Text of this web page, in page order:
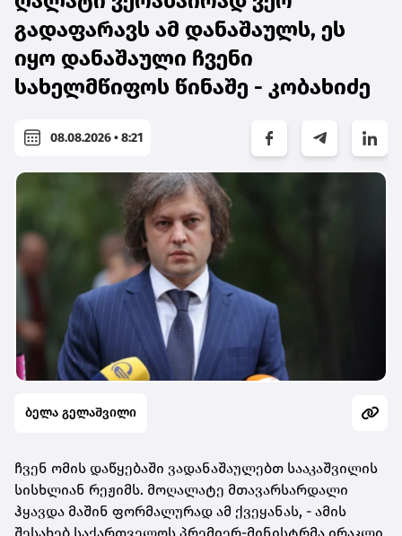
გადაფარავს ამ დანაშაულს, ეს
იყო დანაშაული ჩვენი
სახელმწიფოს წინაშე - კობახიძე
08.08.2026 • 8:21
ბელა გელაშვილი
ჩვენ ომის დაწყებაში ვადანაშაულებთ სააკაშვილის
სისხლიან რეჟიმს. მოღალატე მთავარსარდალი
ჰყავდა მაშინ ფორმალურად ამ ქვეყანას, - ამის